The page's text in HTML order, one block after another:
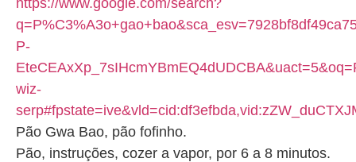
https://www.google.com/search?
P-
wiz-
Pão Gwa Bao, pão fofinho.
Pão, instruções, cozer a vapor, por 6 a 8 minutos.